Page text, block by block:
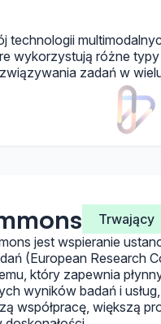
technologii
wykorzystują różne
zadań w
Trwający
jest wspieranie
(European Research
który zapewnia
wyników badań i
współpracę, większą